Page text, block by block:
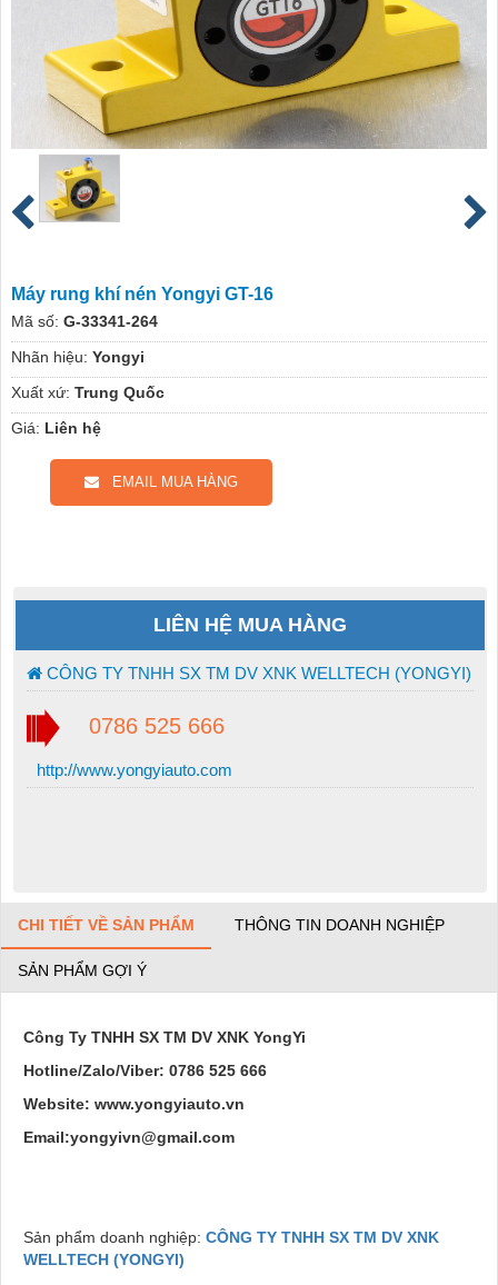
Máy rung khí nén Yongyi GT-16
Mã số: G-33341-264
Nhãn hiệu: Yongyi
Xuất xứ: Trung Quốc
Giá: Liên hệ
EMAIL MUA HÀNG
LIÊN HỆ MUA HÀNG
CÔNG TY TNHH SX TM DV XNK WELLTECH (YONGYI)
0786 525 666
http://www.yongyiauto.com
CHI TIẾT VỀ SẢN PHẨM THÔNG TIN DOANH NGHIỆP
SẢN PHẨM GỢI Ý
Công Ty TNHH SX TM DV XNK YongYi
Hotline/Zalo/Viber: 0786 525 666
Website: www.yongyiauto.vn
Email:yongyivn@gmail.com
Sản phẩm doanh nghiệp: CÔNG TY TNHH SX TM DV XNK
WELLTECH (YONGYI)